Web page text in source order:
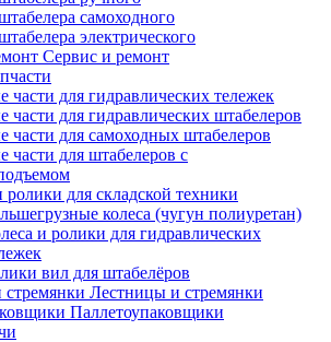
самоходного
электрического
Сервис и ремонт
части для гидравлических тележек
части для гидравлических штабелеров
части для самоходных штабелеров
части для штабелеров с
ролики для складской техники
колеса (чугун полиуретан)
и ролики для гидравлических
вил для штабелёров
Лестницы и стремянки
Паллетоупаковщики